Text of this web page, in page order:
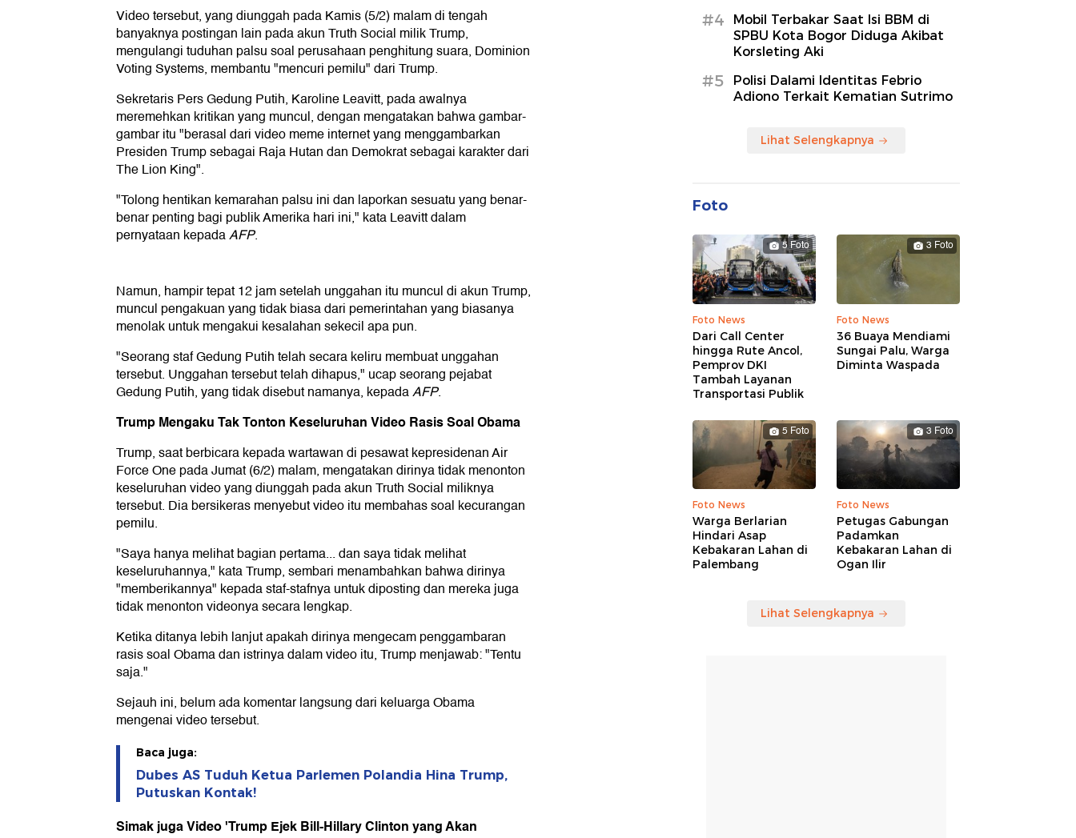
Video tersebut, yang diunggah pada Kamis (5/2) malam di tengah
banyaknya postingan lain pada akun Truth Social milik Trump,
mengulangi tuduhan palsu soal perusahaan penghitung suara, Dominion
Voting Systems, membantu "mencuri pemilu" dari Trump.
Sekretaris Pers Gedung Putih, Karoline Leavitt, pada awalnya
meremehkan kritikan yang muncul, dengan mengatakan bahwa gambar-
gambar itu "berasal dari video meme internet yang menggambarkan
Presiden Trump sebagai Raja Hutan dan Demokrat sebagai karakter dari
The Lion King".
"Tolong hentikan kemarahan palsu ini dan laporkan sesuatu yang benar-
benar penting bagi publik Amerika hari ini," kata Leavitt dalam
pernyataan kepadaAFP.
Namun, hampir tepat 12 jam setelah unggahan itu muncul di akun Trump,
muncul pengakuan yang tidak biasa dari pemerintahan yang biasanya
menolak untuk mengakui kesalahan sekecil apa pun.
"Seorang staf Gedung Putih telah secara keliru membuat unggahan
tersebut. Unggahan tersebut telah dihapus," ucap seorang pejabat
Gedung Putih, yang tidak disebut namanya, kepadaAFP.
Trump Mengaku Tak Tonton Keseluruhan Video Rasis Soal Obama
Trump, saat berbicara kepada wartawan di pesawat kepresidenan Air
Force One pada Jumat (6/2) malam, mengatakan dirinya tidak menonton
keseluruhan video yang diunggah pada akun Truth Social miliknya
tersebut. Dia bersikeras menyebut video itu membahas soal kecurangan
pemilu.
"Saya hanya melihat bagian pertama... dan saya tidak melihat
keseluruhannya," kata Trump, sembari menambahkan bahwa dirinya
"memberikannya" kepada staf-stafnya untuk diposting dan mereka juga
tidak menonton videonya secara lengkap.
Ketika ditanya lebih lanjut apakah dirinya mengecam penggambaran
rasis soal Obama dan istrinya dalam video itu, Trump menjawab: "Tentu
saja."
Sejauh ini, belum ada komentar langsung dari keluarga Obama
mengenai video tersebut.
Baca juga:
Dubes AS Tuduh Ketua Parlemen Polandia Hina Trump,
Putuskan Kontak!
Simak juga Video 'Trump Ejek Bill-Hillary Clinton yang Akan
#4
Mobil Terbakar Saat Isi BBM di
SPBU Kota Bogor Diduga Akibat
Korsleting Aki
#5
Polisi Dalami Identitas Febrio
Adiono Terkait Kematian Sutrimo
Lihat Selengkapnya
Foto
5 Foto
Foto News
Dari Call Center
hingga Rute Ancol,
Pemprov DKI
Tambah Layanan
Transportasi Publik
3 Foto
Foto News
36 Buaya Mendiami
Sungai Palu, Warga
Diminta Waspada
5 Foto
Foto News
Warga Berlarian
Hindari Asap
Kebakaran Lahan di
Palembang
3 Foto
Foto News
Petugas Gabungan
Padamkan
Kebakaran Lahan di
Ogan Ilir
Lihat Selengkapnya